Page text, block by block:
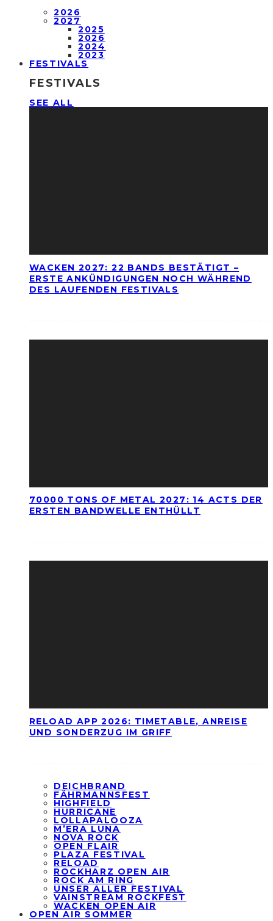
2026
2027
2025
2026
2024
2023
FESTIVALS
FESTIVALS
SEE ALL
WACKEN 2027: 22 BANDS BESTÄTIGT –
ERSTE ANKÜNDIGUNGEN NOCH WÄHREND
DES LAUFENDEN FESTIVALS
70000 TONS OF METAL 2027: 14 ACTS DER
ERSTEN BANDWELLE ENTHÜLLT
RELOAD APP 2026: TIMETABLE, ANREISE
UND SONDERZUG IM GRIFF
DEICHBRAND
FÄHRMANNSFEST
HIGHFIELD
HURRICANE
LOLLAPALOOZA
M’ERA LUNA
NOVA ROCK
OPEN FLAIR
PLAZA FESTIVAL
RELOAD
ROCKHARZ OPEN AIR
ROCK AM RING
UNSER ALLER FESTIVAL
VAINSTREAM ROCKFEST
WACKEN OPEN AIR
OPEN AIR SOMMER